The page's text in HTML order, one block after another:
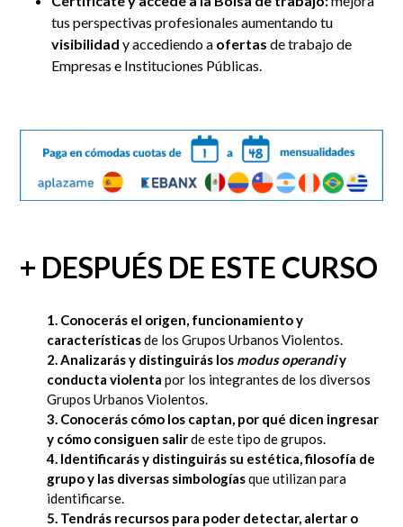
tus perspectivas profesionales aumentando tu
visibilidad y accediendo a ofertas de trabajo de
Empresas e Instituciones Públicas.
+ DESPUÉS DE ESTE CURSO
1. Conocerás el origen, funcionamiento y
característicasde los Grupos Urbanos Violentos.
2. Analizarás y distinguirás los modus operandiy
conducta violenta por los integrantes de los diversos
Grupos Urbanos Violentos.
3. Conocerás cómo los captan, por qué dicen ingresar
y cómo consiguen salirde este tipo de grupos.
4. Identificarás y distinguirás su estética, filosofía de
grupo y las diversas simbologíasque utilizan para
identificarse.
5. Tendrás recursos para poder detectar, alertar o